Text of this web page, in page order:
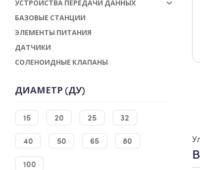
УСТРОЙСТВА ПЕРЕДАЧИ ДАННЫХ
БАЗОВЫЕ СТАНЦИИ
ЭЛЕМЕНТЫ ПИТАНИЯ
ДАТЧИКИ
СОЛЕНОИДНЫЕ КЛАПАНЫ
ДИАМЕТР (ДУ)
15 20 25 32
40 50 65 80
100